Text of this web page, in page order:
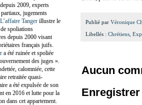
Publié par Véronique
Libellés : Chrétiens,
Aucun
2009, experts
jugements
L’affaire Tanger illustre le
spoliations
depuis 2000 visant
français juifs.
a été ruinée et spoliée
des juges ».
calomniée, cette
retraitée quasi-
a été expulsée de son
en 2016 et lutte pour la
dans cet appartement.